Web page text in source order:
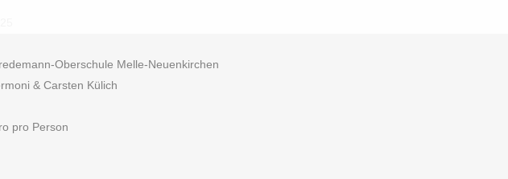
Oberschule Melle-Neuenkirchen
& Carsten Külich
pro Person